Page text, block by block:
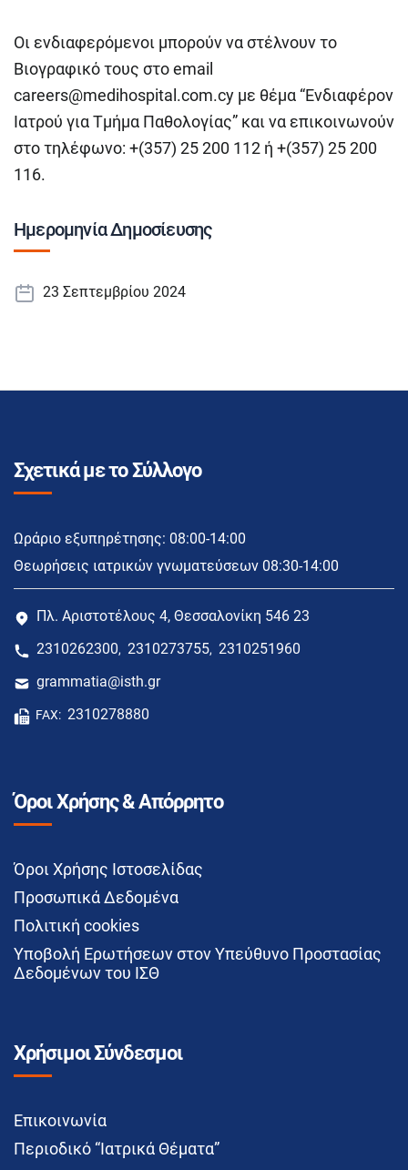
Οι ενδιαφερόμενοι μπορούν να στέλνουν το
Βιογραφικό τους στο email
careers@medihospital.com.cy με θέμα “Ενδιαφέρον
Ιατρού για Τμήμα Παθολογίας” και να επικοινωνούν
στο τηλέφωνο: +(357) 25 200 112 ή +(357) 25 200
116.
Ημερομηνία Δημοσίευσης
23 Σεπτεμβρίου 2024
Σχετικά με το Σύλλογο
Ωράριο εξυπηρέτησης: 08:00-14:00
Θεωρήσεις ιατρικών γνωματεύσεων 08:30-14:00
Πλ. Αριστοτέλους 4, Θεσσαλονίκη 546 23
2310262300, 2310273755, 2310251960
grammatia@isth.gr
FAX: 2310278880
Όροι Χρήσης & Απόρρητο
Όροι Χρήσης Ιστοσελίδας
Προσωπικά Δεδομένα
Πολιτική cookies
Υποβολή Ερωτήσεων στον Υπεύθυνο Προστασίας
Δεδομένων του ΙΣΘ
Χρήσιμοι Σύνδεσμοι
Επικοινωνία
Περιοδικό “Ιατρικά Θέματα”